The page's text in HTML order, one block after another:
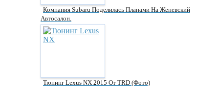
Компания Subaru Поделилась Планами На Женевский
Автосалон.
Тюнинг Lexus NX 2015 От TRD (фото)